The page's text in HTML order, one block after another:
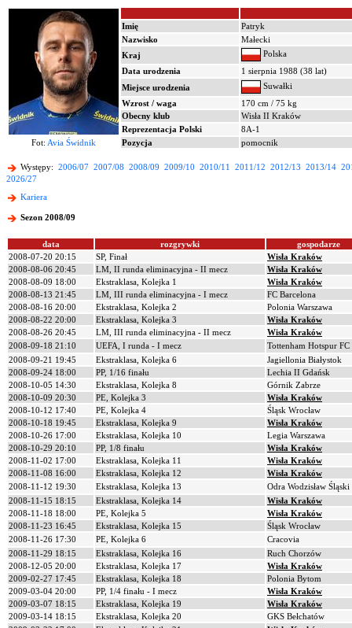
Imię
Patryk
Nazwisko
Małecki
Kraj
Polska
Data urodzenia
1 sierpnia 1988 (38 lat)
Miejsce urodzenia
Suwałki
Wzrost / waga
170 cm / 75 kg
Obecny klub
Wisła II Kraków
Reprezentacja Polski
8A-1
Fot: Avia Świdnik Pozycja pomocnik
Występy: 2006/07 2007/08 2008/09 2009/10 2010/11 2011/12 2012/13 2013/14
2026/27
Kariera
Sezon 2008/09
data rozgrywki
gospodarze
2008-07-20 20:15
SP, Finał
Wisła Kraków
2008-08-06 20:45
LM, II runda eliminacyjna - II mecz
Wisła Kraków
2008-08-09 18:00
Ekstraklasa, Kolejka 1
Wisła Kraków
2008-08-13 21:45
LM, III runda eliminacyjna - I mecz
FC Barcelona
2008-08-16 20:00
Ekstraklasa, Kolejka 2
Polonia Warszawa
2008-08-22 20:00
Ekstraklasa, Kolejka 3
Wisła Kraków
2008-08-26 20:45
LM, III runda eliminacyjna - II mecz
Wisła Kraków
2008-09-18 21:10
UEFA, I runda - I mecz
Tottenham Hotspur FC
2008-09-21 19:45
Ekstraklasa, Kolejka 6
Jagiellonia Białystok
2008-09-24 18:00
PP, 1/16 finału
Lechia II Gdańsk
2008-10-05 14:30
Ekstraklasa, Kolejka 8
Górnik Zabrze
2008-10-09 20:30
PE, Kolejka 3
Wisła Kraków
2008-10-12 17:40
PE, Kolejka 4
Śląsk Wrocław
2008-10-18 19:45
Ekstraklasa, Kolejka 9
Wisła Kraków
2008-10-26 17:00
Ekstraklasa, Kolejka 10
Legia Warszawa
2008-10-29 20:10
PP, 1/8 finału
Wisła Kraków
2008-11-02 17:00
Ekstraklasa, Kolejka 11
Wisła Kraków
2008-11-08 16:00
Ekstraklasa, Kolejka 12
Wisła Kraków
2008-11-12 19:30
Ekstraklasa, Kolejka 13
Odra Wodzisław Śląski
2008-11-15 18:15
Ekstraklasa, Kolejka 14
Wisła Kraków
2008-11-18 18:00
PE, Kolejka 5
Wisła Kraków
2008-11-23 16:45
Ekstraklasa, Kolejka 15
Śląsk Wrocław
2008-11-26 17:30
PE, Kolejka 6
Cracovia
2008-11-29 18:15
Ekstraklasa, Kolejka 16
Ruch Chorzów
2008-12-05 20:00
Ekstraklasa, Kolejka 17
Wisła Kraków
2009-02-27 17:45
Ekstraklasa, Kolejka 18
Polonia Bytom
2009-03-04 20:00
PP, 1/4 finału - I mecz
Wisła Kraków
2009-03-07 18:15
Ekstraklasa, Kolejka 19
Wisła Kraków
2009-03-14 18:15
Ekstraklasa, Kolejka 20
GKS Bełchatów